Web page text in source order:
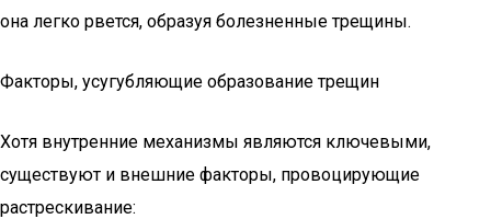
она легко рвется, образуя болезненные трещины.
Факторы, усугубляющие образование трещин
Хотя внутренние механизмы являются ключевыми,
существуют и внешние факторы, провоцирующие
растрескивание: